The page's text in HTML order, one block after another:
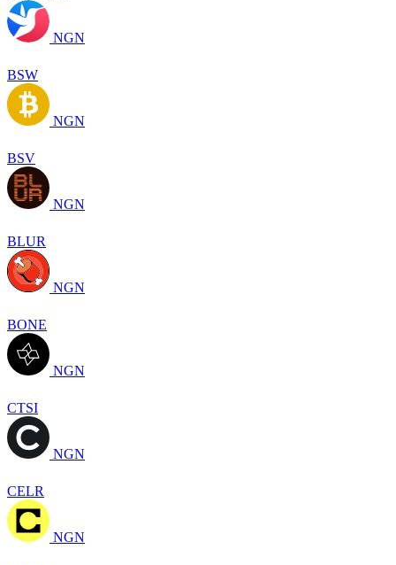
NGN
BSW
NGN
BSV
NGN
BLUR
NGN
BONE
NGN
CTSI
NGN
CELR
NGN